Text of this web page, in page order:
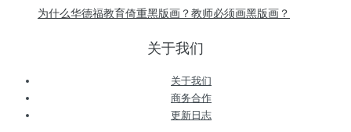
为什么华德福教育倚重黑版画？教师必须画黑版画？
关于我们
关于我们
商务合作
更新日志